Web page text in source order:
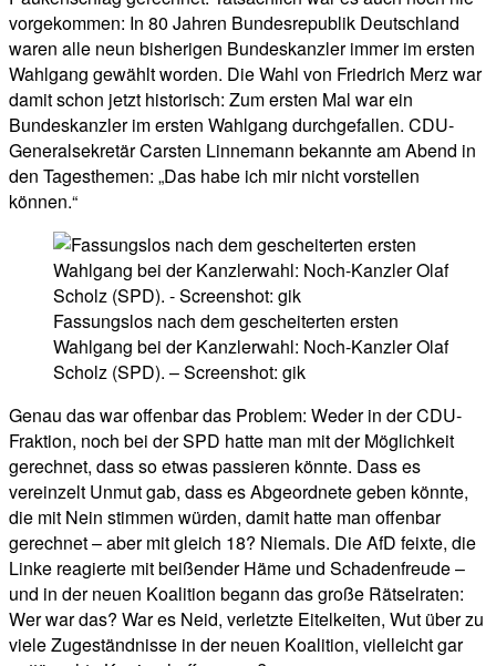
vorgekommen: In 80 Jahren Bundesrepublik Deutschland
waren alle neun bisherigen Bundeskanzler immer im ersten
Wahlgang gewählt worden. Die Wahl von Friedrich Merz war
damit schon jetzt historisch: Zum ersten Mal war ein
Bundeskanzler im ersten Wahlgang durchgefallen. CDU-
Generalsekretär Carsten Linnemann bekannte am Abend in
den Tagesthemen: „Das habe ich mir nicht vorstellen
können.“
Fassungslos nach dem gescheiterten ersten
Wahlgang bei der Kanzlerwahl: Noch-Kanzler Olaf
Scholz (SPD). – Screenshot: gik
Genau das war offenbar das Problem: Weder in der CDU-
Fraktion, noch bei der SPD hatte man mit der Möglichkeit
gerechnet, dass so etwas passieren könnte. Dass es
vereinzelt Unmut gab, dass es Abgeordnete geben könnte,
die mit Nein stimmen würden, damit hatte man offenbar
gerechnet – aber mit gleich 18? Niemals. Die AfD feixte, die
Linke reagierte mit beißender Häme und Schadenfreude –
und in der neuen Koalition begann das große Rätselraten:
Wer war das? War es Neid, verletzte Eitelkeiten, Wut über zu
viele Zugeständnisse in der neuen Koalition, vielleicht gar